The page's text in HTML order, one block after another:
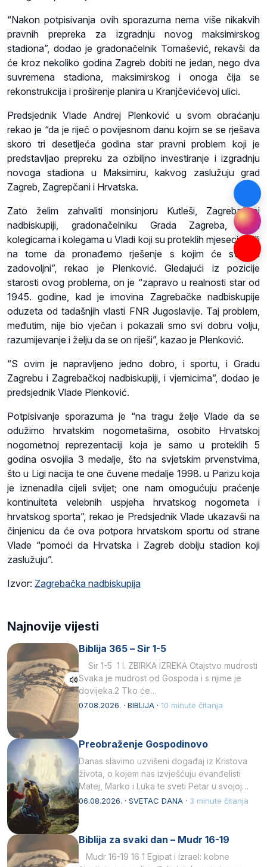
“Nakon potpisivanja ovih sporazuma nema više nikakvih
pravnih prepreka za izgradnju novog maksimirskog
stadiona”, dodao je gradonačelnik Tomašević, rekavši da
će kroz nekoliko godina Zagreb dobiti ne jedan, nego dva
suvremena stadiona, maksimirskog i onoga čija se
rekonstrukcija i proširenje planira u Kranjčevićevoj ulici.
Predsjednik Vlade Andrej Plenković u svom obraćanju
rekao je “da je riječ o povijesnom danu kojim se se rješava
skoro tri desetljeća godina star pravni problem koji je
predstavljao prepreku za ozbiljno investiranje i izgradnju
novoga stadiona u Maksimiru, kakvog zaslužuju grad
Zagreb, Zagrepčani i Hrvatska.
Zato želim zahvaliti monsinjoru Kutleši, Zagrebačkoj
nadbiskupiji, gradonačelniku Grada Zagreba, svim
kolegicama i kolegama u Vladi koji su proteklih mjeseci radili
na tome da pronađemo rješenje s kojim će svi biti
zadovoljni”, rekao je Plenković. Gledajući iz pozicije
starosti ovog problema, on je “zapravo u realnosti star od
1945. godine, kad je imovina Zagrebačke nadbiskupije
oduzeta od tadašnjih vlasti FNR Jugoslavije. Taj problem,
međutim, nije bio vječan i pokazali smo svi dobru volju,
razumijevanje i želju da se on riješi”, kazao je Plenković.
“S ovim je napravljeno jedno dobro, i sportu, i Gradu
Zagrebu i Zagrebačkoj nadbiskupiji, i vjernicima”, dodao je
predsjednik Vlade Plenković.
Potpisivanje sporazuma je “na tragu želje Vlade da se
odužimo hrvatskim nogometašima, osobito Hrvatskoj
nogometnoj reprezentaciji koja je samo u proteklih 5
godina osvojila 3 medalje, što na svjetskim prvenstvima,
što u Ligi nacija te one čuvene medalje 1998. u Parizu koja
je iznenadila cijeli svijet; one nam omogućuju praćenje
kontinuiteta velebnih uspjeha hrvatskog nogometa i
hrvatskog sporta”, rekao je Predsjednik Vlade ukazavši na
činjenicu da će ova potpora hrvatskom sportu od strane
Vlade “pomoći da Hrvatska i Zagreb dobiju stadion koji
zaslužuju”.
Izvor: Zagrebačka nadbiskupija
Najnovije vijesti
Biblija 365 – Sir 1-5
Sir 1-5 1 I. ZBIRKA IZREKA Otajstvo mudrosti
Svaka je mudrost od Gospoda i s njime je
dovijeka.2 Tko će…
07.08.2026. · BIBLIJA · 10 minute čitanja
Preobraženje Gospodinovo
Danas slavimo uzvišeni događaj iz Kristova
života, o kojem nas izvješćuju evanđelisti
Matej, Marko i Luka te sveti Petar u svojoj
drugoj…
06.08.2026. · SVETAC DANA · 3 minute čitanja
Biblija za svaki dan – Mudr 16-19
Mudr 16-19 16 1 Egipat i Izrael: kobne